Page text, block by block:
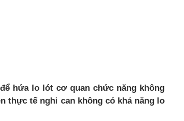
hứa lo lót cơ quan chức năng không
thực tế nghi can không có khả năng lo